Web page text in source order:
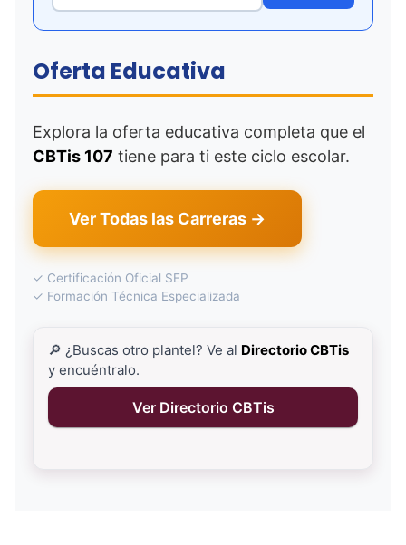
Oferta Educativa
Explora la oferta educativa completa que el
CBTis 107 tiene para ti este ciclo escolar.
Ver Todas las Carreras →
✓ Certificación Oficial SEP
✓ Formación Técnica Especializada
🔎 ¿Buscas otro plantel? Ve al Directorio CBTis
y encuéntralo.
Ver Directorio CBTis